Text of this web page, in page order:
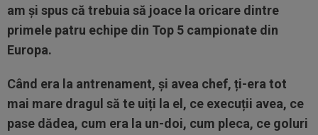
am și spus că trebuia să joace la oricare dintre
primele patru echipe din Top 5 campionate din
Europa.
Când era la antrenament, și avea chef, ți-era tot
mai mare dragul să te uiți la el, ce execuții avea, ce
pase dădea, cum era la un-doi, cum pleca, ce goluri